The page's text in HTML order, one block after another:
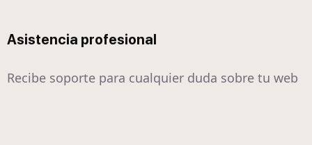
Asistencia profesional
Recibe soporte para cualquier duda sobre tu web